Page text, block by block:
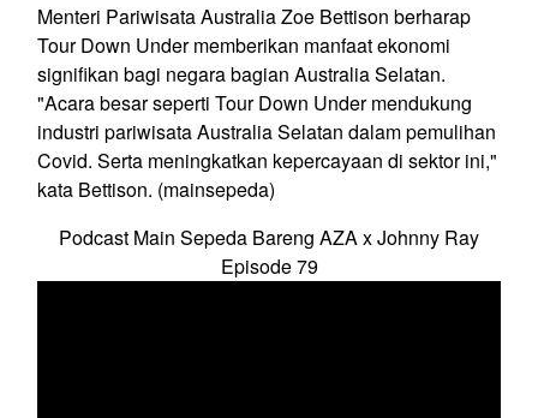
Menteri Pariwisata Australia Zoe Bettison berharap
Tour Down Under memberikan manfaat ekonomi
signifikan bagi negara bagian Australia Selatan.
"Acara besar seperti Tour Down Under mendukung
industri pariwisata Australia Selatan dalam pemulihan
Covid. Serta meningkatkan kepercayaan di sektor ini,"
kata Bettison. (mainsepeda)
Podcast Main Sepeda Bareng AZA x Johnny Ray
Episode 79